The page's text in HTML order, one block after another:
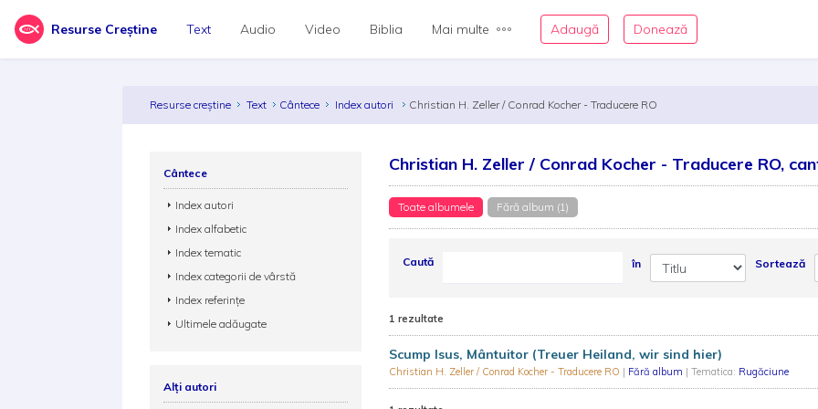
Resurse Creștine Text Audio Video Biblia Mai multe Adaugă Donează
Resurse creștine Text Cântece Index autori Christian H. Zeller / Conrad Kocher - Traducere RO
Christian H. Zeller / Conrad Kocher - Traducere RO,
Toate albumele Fără album (1)
Caută în Sortează
1 rezultate
Scump Isus, Mântuitor (Treuer Heiland, wir sind hier)
Christian H. Zeller / Conrad Kocher - Traducere RO | Fără album | Tematica: Rugăciune
Cântece
Index autori
Index alfabetic
Index tematic
Index categorii de vârstă
Index referințe
Ultimele adăugate
Alți autori